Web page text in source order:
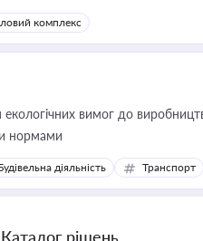
комплекс
вимог до
нормами
діяльність Транспорт
Каталог рішень